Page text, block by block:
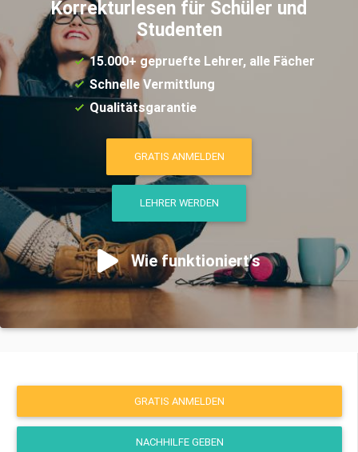
Korrekturlesen für Schüler und
Studenten
15.000+ gepruefte Lehrer, alle Fächer
Schnelle Vermittlung
Qualitätsgarantie
GRATIS ANMELDEN
LEHRER WERDEN
Wie funktioniert's
GRATIS ANMELDEN
NACHHILFE GEBEN